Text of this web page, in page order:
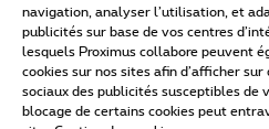
Tous droits réservés. © 2026
navigation, analyser l’utilisation, et
publicités sur base de vos centres
lesquels Proximus collabore peuvent
cookies sur nos sites afin d’afficher
sociaux des publicités susceptibles de
blocage de certains cookies peut